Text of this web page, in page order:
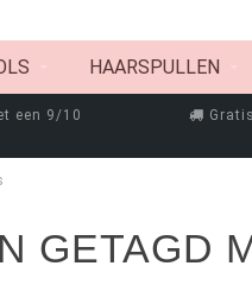
HAARSPULLEN
een 9/10
GETAGD